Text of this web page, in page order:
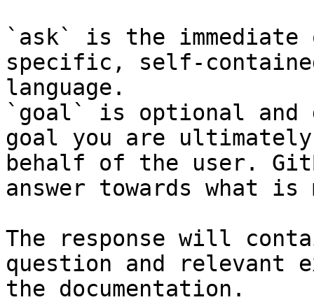
`ask` is the
specific, self-
language.
`goal` is optional and
goal you are
behalf of the user.
answer towards what
The response will
question and relevant
the documentation.